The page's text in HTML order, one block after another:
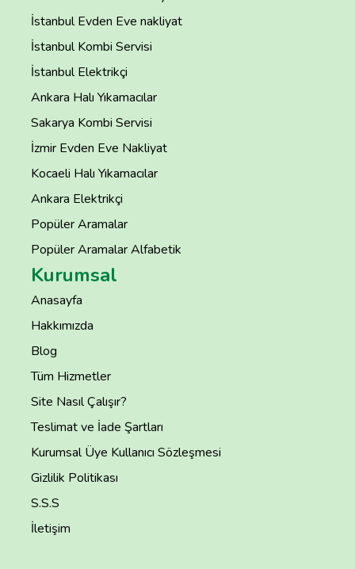
İstanbul Evden Eve nakliyat
İstanbul Kombi Servisi
İstanbul Elektrikçi
Ankara Halı Yıkamacılar
Sakarya Kombi Servisi
İzmir Evden Eve Nakliyat
Kocaeli Halı Yıkamacılar
Ankara Elektrikçi
Popüler Aramalar
Popüler Aramalar Alfabetik
Kurumsal
Anasayfa
Hakkımızda
Blog
Tüm Hizmetler
Site Nasıl Çalışır?
Teslimat ve İade Şartları
Kurumsal Üye Kullanıcı Sözleşmesi
Gizlilik Politikası
S.S.S
İletişim